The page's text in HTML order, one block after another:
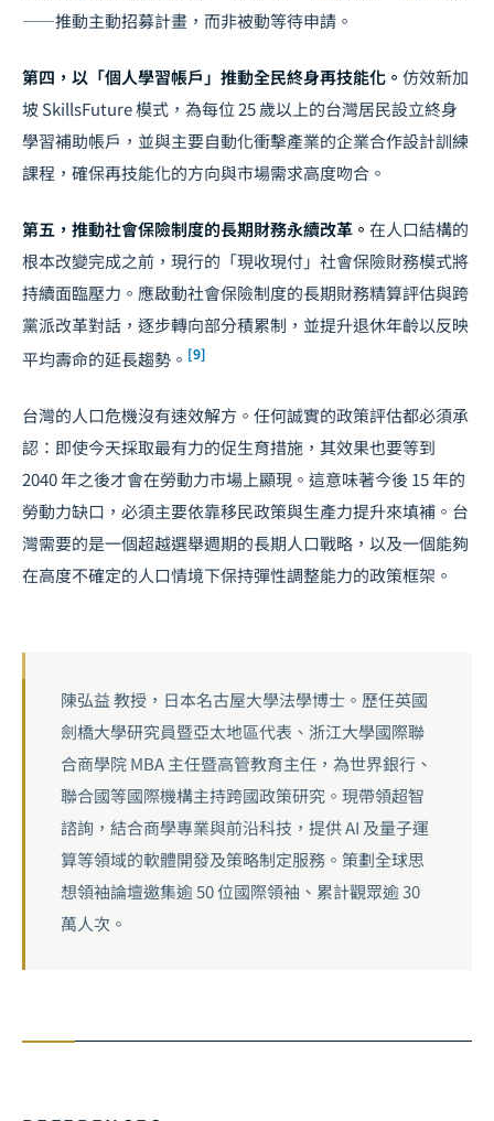
——推動主動招募計畫，而非被動等待申請。
第四，以「個人學習帳戶」推動全民終身再技能化。 仿效新加
坡 SkillsFuture 模式，為每位 25 歲以上的台灣居民設立終身
學習補助帳戶，並與主要自動化衝擊產業的企業合作設計訓練
課程，確保再技能化的方向與市場需求高度吻合。
第五，推動社會保險制度的長期財務永續改革。 在人口結構的
根本改變完成之前，現行的「現收現付」社會保險財務模式將
持續面臨壓力。應啟動社會保險制度的長期財務精算評估與跨
黨派改革對話，逐步轉向部分積累制，並提升退休年齡以反映
平均壽命的延長趨勢。 [9]
台灣的人口危機沒有速效解方。任何誠實的政策評估都必須承
認：即使今天採取最有力的促生育措施，其效果也要等到
2040 年之後才會在勞動力市場上顯現。這意味著今後 15 年的
勞動力缺口，必須主要依靠移民政策與生產力提升來填補。台
灣需要的是一個超越選舉週期的長期人口戰略，以及一個能夠
在高度不確定的人口情境下保持彈性調整能力的政策框架。
陳弘益 教授，日本名古屋大學法學博士。歷任英國
劍橋大學研究員暨亞太地區代表、浙江大學國際聯
合商學院 MBA 主任暨高管教育主任，為世界銀行、
聯合國等國際機構主持跨國政策研究。現帶領超智
諮詢，結合商學專業與前沿科技，提供 AI 及量子運
算等領域的軟體開發及策略制定服務。策劃全球思
想領袖論壇邀集逾 50 位國際領袖、累計觀眾逾 30
萬人次。